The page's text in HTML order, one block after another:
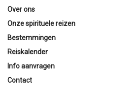
Over ons
Onze spirituele reizen
Bestemmingen
Reiskalender
Info aanvragen
Contact